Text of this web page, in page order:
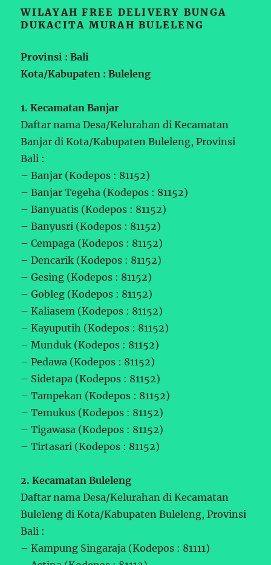
WILAYAH FREE DELIVERY BUNGA
DUKACITA MURAH BULELENG
Provinsi : Bali
Kota/Kabupaten : Buleleng
1. Kecamatan Banjar
Daftar nama Desa/Kelurahan di Kecamatan
Banjar di Kota/Kabupaten Buleleng, Provinsi
Bali :
– Banjar (Kodepos : 81152)
– Banjar Tegeha (Kodepos : 81152)
– Banyuatis (Kodepos : 81152)
– Banyusri (Kodepos : 81152)
– Cempaga (Kodepos : 81152)
– Dencarik (Kodepos : 81152)
– Gesing (Kodepos : 81152)
– Gobleg (Kodepos : 81152)
– Kaliasem (Kodepos : 81152)
– Kayuputih (Kodepos : 81152)
– Munduk (Kodepos : 81152)
– Pedawa (Kodepos : 81152)
– Sidetapa (Kodepos : 81152)
– Tampekan (Kodepos : 81152)
– Temukus (Kodepos : 81152)
– Tigawasa (Kodepos : 81152)
– Tirtasari (Kodepos : 81152)
2. Kecamatan Buleleng
Daftar nama Desa/Kelurahan di Kecamatan
Buleleng di Kota/Kabupaten Buleleng, Provinsi
Bali :
– Kampung Singaraja (Kodepos : 81111)